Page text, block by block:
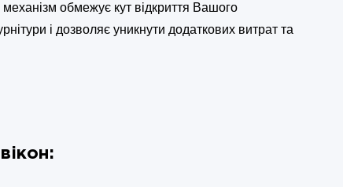
обмежує кут відкриття Вашого
і дозволяє уникнути додаткових витрат та